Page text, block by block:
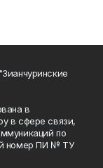
в
в сфере связи,
по
номер ПИ № ТУ